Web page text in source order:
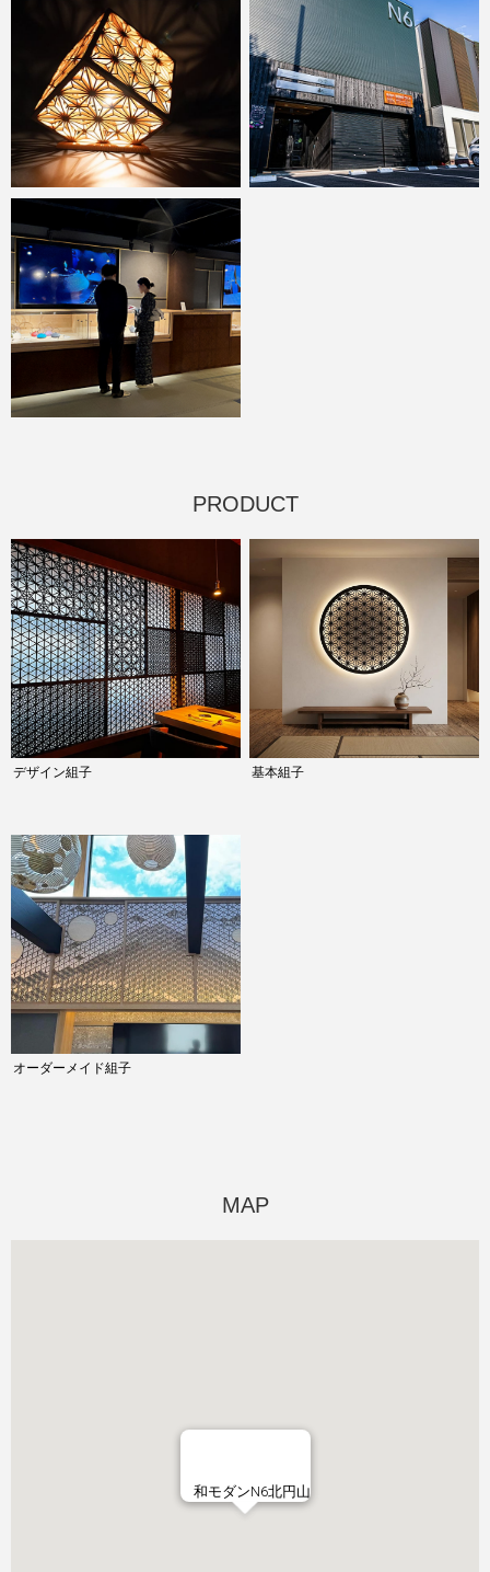
PRODUCT
デザイン組子 基本組子
オーダーメイド組子
MAP
和モダンN6北円山